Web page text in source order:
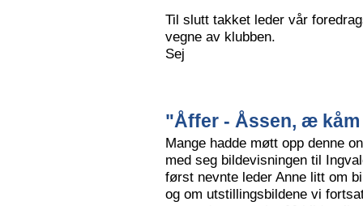
Til slutt takket leder vår
vegne av klubben.
Sej
"Åffer - Åssen, æ
Mange hadde møtt opp denne
med seg bildevisningen til
først nevnte leder Anne litt om
og om utstillingsbildene vi